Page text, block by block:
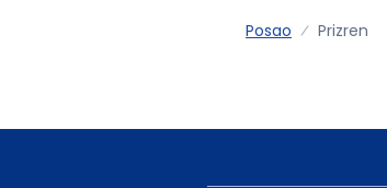
Posao Prizren